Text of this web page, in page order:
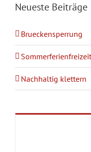
Neueste Beiträge
Brueckensperrung
Nachhaltig klettern